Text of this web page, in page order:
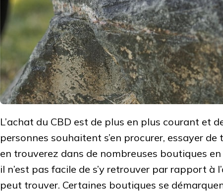
L’achat du CBD est de plus en plus courant et
personnes souhaitent s’en procurer, essayer de
en trouverez dans de nombreuses boutiques
il n’est pas facile de s’y retrouver par rapport à
peut trouver. Certaines boutiques se